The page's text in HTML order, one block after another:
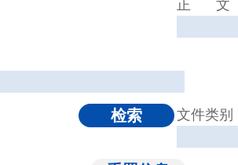
正 文
文件类别